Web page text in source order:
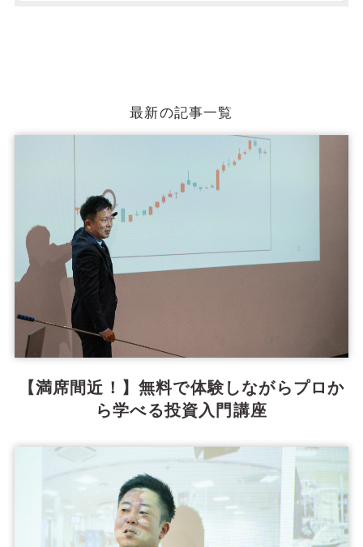
最新の記事一覧
【満席間近！】無料で体験しながらプロか
ら学べる投資入門講座